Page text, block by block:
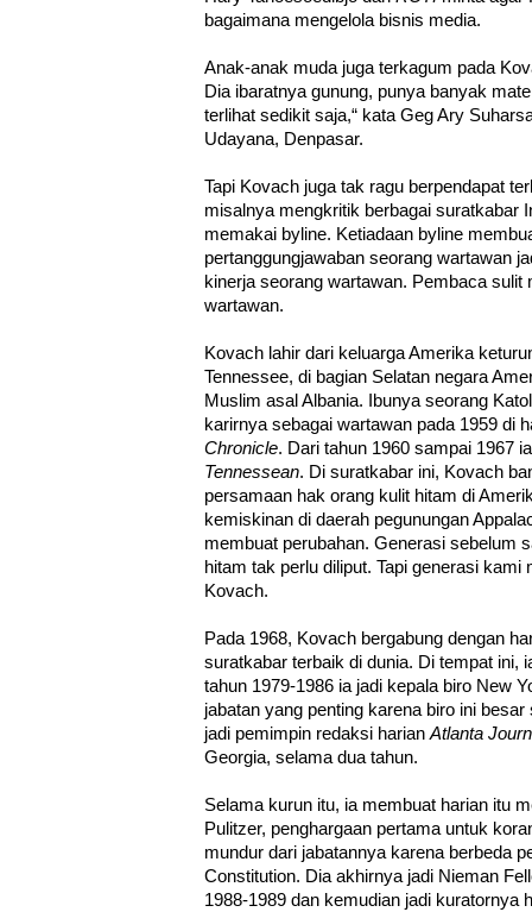
bagaimana mengelola bisnis media.
Anak-anak muda juga terkagum pada
Dia ibaratnya gunung, punya banyak
terlihat sedikit saja,“ kata Geg Ary
Udayana, Denpasar.
Tapi Kovach juga tak ragu berpendapat
misalnya mengkritik berbagai suratkabar
memakai byline. Ketiadaan byline
pertanggungjawaban seorang wartawan
kinerja seorang wartawan. Pembaca sulit
wartawan.
Kovach lahir dari keluarga Amerika
Tennessee, di bagian Selatan negara
Muslim asal Albania. Ibunya seorang
karirnya sebagai wartawan pada 1959 di
Chronicle. Dari tahun 1960 sampai 1967
Tennessean. Di suratkabar ini, Kovach
persamaan hak orang kulit hitam di
kemiskinan di daerah pegunungan
membuat perubahan. Generasi sebelum
hitam tak perlu diliput. Tapi generasi kami
Kovach.
Pada 1968, Kovach bergabung dengan
suratkabar terbaik di dunia. Di tempat ini,
tahun 1979-1986 ia jadi kepala biro New
jabatan yang penting karena biro ini
jadi pemimpin redaksi harian Atlanta
Georgia, selama dua tahun.
Selama kurun itu, ia membuat harian itu
Pulitzer, penghargaan pertama untuk
mundur dari jabatannya karena berbeda
Constitution. Dia akhirnya jadi Nieman
1988-1989 dan kemudian jadi kuratornya